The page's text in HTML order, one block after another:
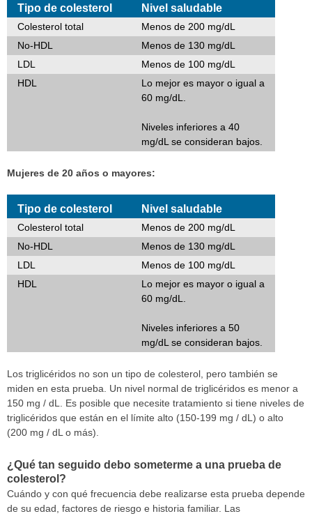
Tipo de colesterol Nivel saludable
Colesterol total
Menos de 200 mg/dL
No-HDL
Menos de 130 mg/dL
LDL
Menos de 100 mg/dL
HDL
Lo mejor es mayor o igual a
60 mg/dL.
Niveles inferiores a 40
mg/dL se consideran bajos.
Mujeres de 20 años o mayores:
Tipo de colesterol Nivel saludable
Colesterol total
Menos de 200 mg/dL
No-HDL
Menos de 130 mg/dL
LDL
Menos de 100 mg/dL
HDL
Lo mejor es mayor o igual a
60 mg/dL.
Niveles inferiores a 50
mg/dL se consideran bajos.
Los triglicéridos no son un tipo de colesterol, pero también se
miden en esta prueba. Un nivel normal de triglicéridos es menor a
150 mg / dL. Es posible que necesite tratamiento si tiene niveles de
triglicéridos que están en el límite alto (150-199 mg / dL) o alto
(200 mg / dL o más).
¿Qué tan seguido debo someterme a una prueba de
colesterol?
Cuándo y con qué frecuencia debe realizarse esta prueba depende
de su edad, factores de riesgo e historia familiar. Las